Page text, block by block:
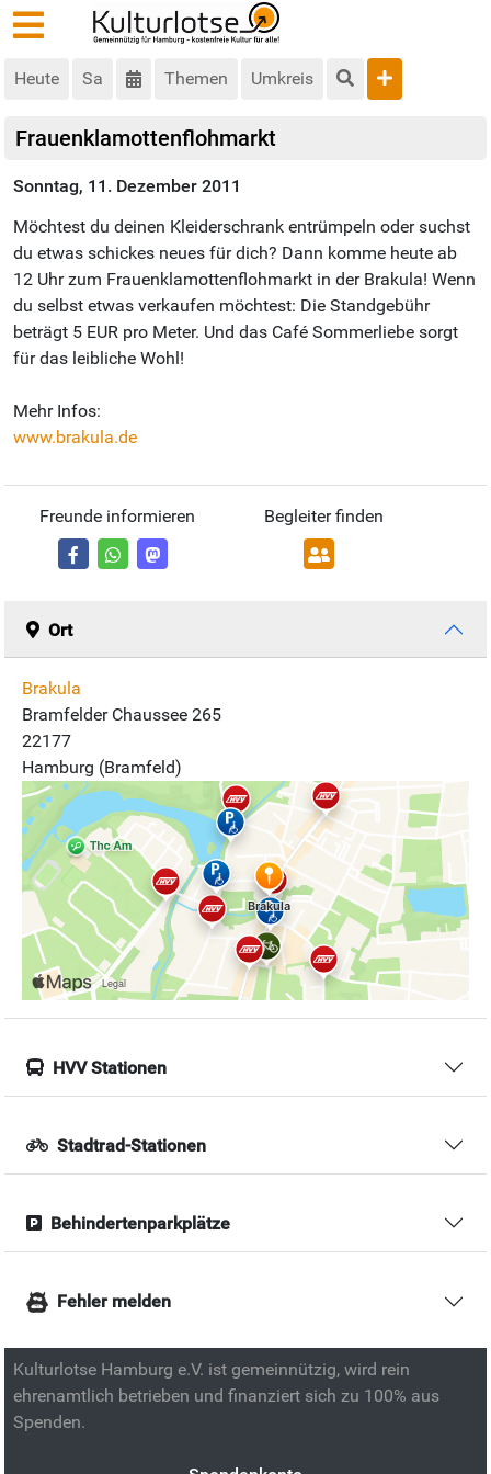
Heute Sa Themen Umkreis
Frauenklamottenflohmarkt
Sonntag, 11. Dezember 2011
Möchtest du deinen Kleiderschrank entrümpeln oder suchst
du etwas schickes neues für dich? Dann komme heute ab
12 Uhr zum Frauenklamottenflohmarkt in der Brakula! Wenn
du selbst etwas verkaufen möchtest: Die Standgebühr
beträgt 5 EUR pro Meter. Und das Café Sommerliebe sorgt
für das leibliche Wohl!
Mehr Infos:
www.brakula.de
Freunde informieren Begleiter finden
Ort
Brakula
Bramfelder Chaussee 265
22177
Hamburg (Bramfeld)
HVV Stationen
Stadtrad-Stationen
Behindertenparkplätze
Fehler melden
Kulturlotse Hamburg e.V. ist gemeinnützig, wird rein
ehrenamtlich betrieben und finanziert sich zu 100% aus
Spenden.